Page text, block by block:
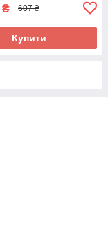
₴ 607 ₴
Купити